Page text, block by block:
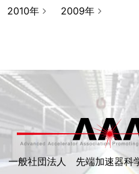
2010年 2009年
一般社団法人 先端加速器科